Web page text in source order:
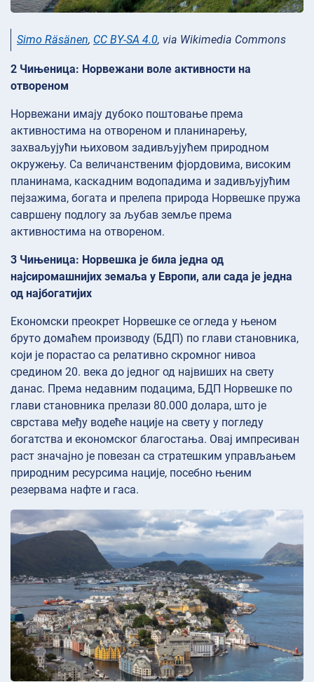
Simo Räsänen, CC BY-SA 4.0, via Wikimedia Commons
2 Чињеница: Норвежани воле активности на
отвореном
Норвежани имају дубоко поштовање према
активностима на отвореном и планинарењу,
захваљујући њиховом задивљујућем природном
окружењу. Са величанственим фјордовима, високим
планинама, каскадним водопадима и задивљујућим
пејзажима, богата и прелепа природа Норвешке пружа
савршену подлогу за љубав земље према
активностима на отвореном.
3 Чињеница: Норвешка је била једна од
најсиромашнијих земаља у Европи, али сада је једна
од најбогатијих
Економски преокрет Норвешке се огледа у њеном
бруто домаћем производу (БДП) по глави становника,
који је порастао са релативно скромног нивоа
средином 20. века до једног од највиших на свету
данас. Према недавним подацима, БДП Норвешке по
глави становника прелази 80.000 долара, што је
сврстава међу водеће нације на свету у погледу
богатства и економског благостања. Овај импресиван
раст значајно је повезан са стратешким управљањем
природним ресурсима нације, посебно њеним
резервама нафте и гаса.